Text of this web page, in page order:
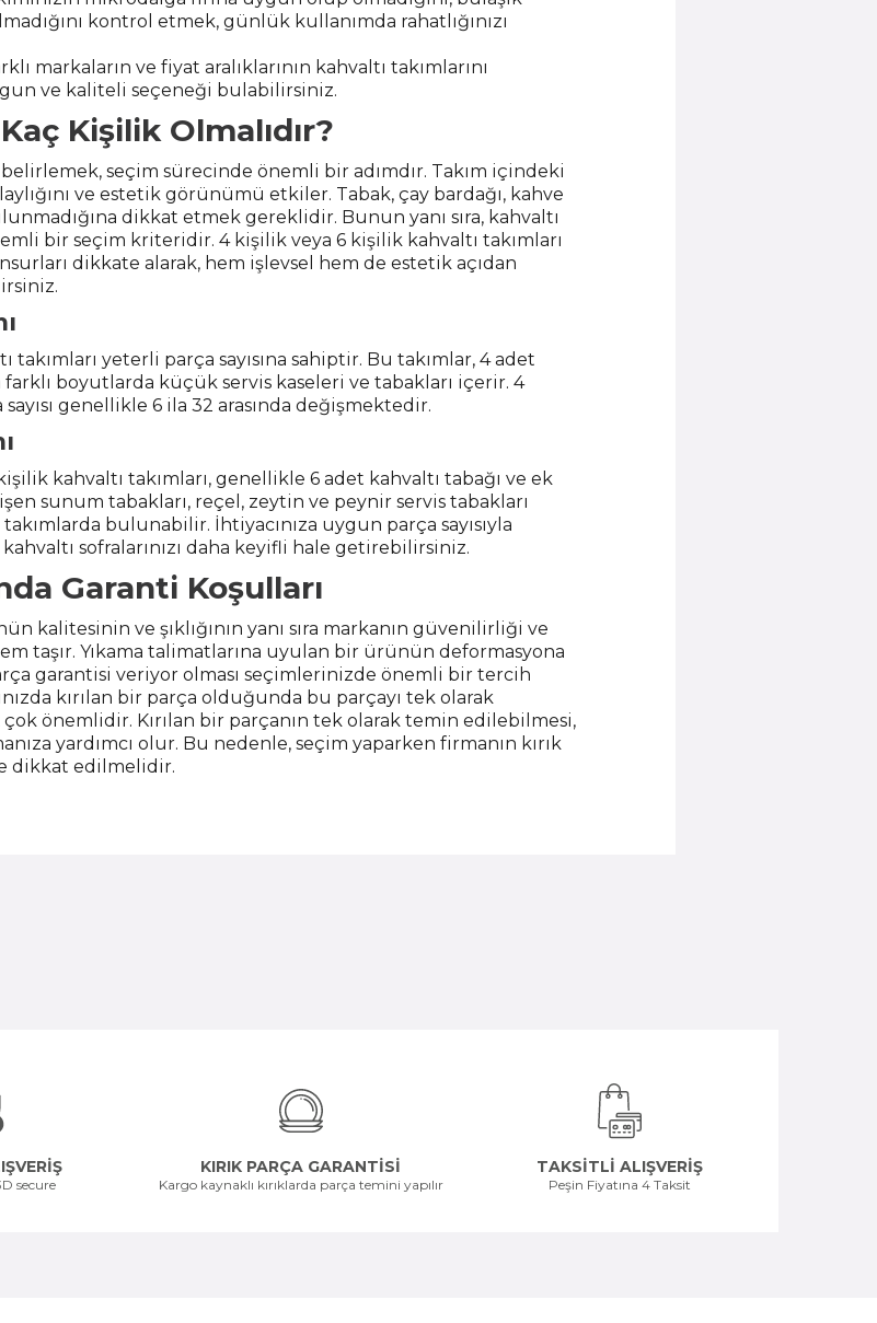
kontrol etmek, günlük kullanımda rahatlığınızı
markaların ve fiyat aralıklarının kahvaltı takımlarını
ve kaliteli seçeneği bulabilirsiniz.
Kişilik Olmalıdır?
belirlemek, seçim sürecinde önemli bir adımdır. Takım içindeki
ve estetik görünümü etkiler. Tabak, çay bardağı, kahve
dikkat etmek gereklidir. Bunun yanı sıra, kahvaltı
bir seçim kriteridir. 4 kişilik veya 6 kişilik kahvaltı takımları
dikkate alarak, hem işlevsel hem de estetik açıdan
yeterli parça sayısına sahiptir. Bu takımlar, 4 adet
farklı boyutlarda küçük servis kaseleri ve tabakları içerir. 4
genellikle 6 ila 32 arasında değişmektedir.
kahvaltı takımları, genellikle 6 adet kahvaltı tabağı ve ek
sunum tabakları, reçel, zeytin ve peynir servis tabakları
bulunabilir. İhtiyacınıza uygun parça sayısıyla
sofralarınızı daha keyifli hale getirebilirsiniz.
Garanti Koşulları
kalitesinin ve şıklığının yanı sıra markanın güvenilirliği ve
taşır. Yıkama talimatlarına uyulan bir ürünün deformasyona
garantisi veriyor olması seçimlerinizde önemli bir tercih
kırılan bir parça olduğunda bu parçayı tek olarak
önemlidir. Kırılan bir parçanın tek olarak temin edilebilmesi,
yardımcı olur. Bu nedenle, seçim yaparken firmanın kırık
dikkat edilmelidir.
secure
KIRIK PARÇA GARANTİSİ
Kargo kaynaklı kırıklarda parça temini yapılır
TAKSİTLİ ALIŞVERİŞ
Peşin Fiyatına 4 Taksit